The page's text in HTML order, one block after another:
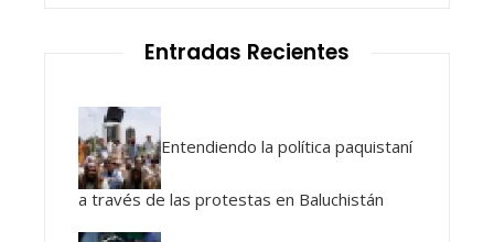
Entradas Recientes
Entendiendo la política paquistaní
a través de las protestas en Baluchistán